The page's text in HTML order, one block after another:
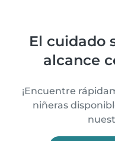
El cuidado
alcance
¡Encuentre
niñeras